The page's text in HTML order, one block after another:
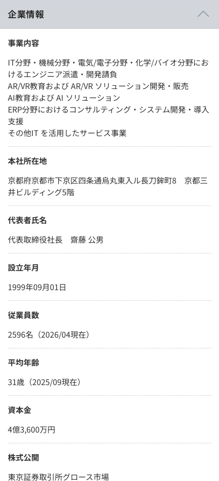
企業情報
事業内容
IT分野・機械分野・電気/電子分野・化学/バイオ分野にお
けるエンジニア派遣・開発請負
AR/VR教育および AR/VR ソリューション開発・販売
AI教育および AI ソリューション
ERP分野におけるコンサルティング・システム開発・導入
支援
その他IT を活用したサービス事業
本社所在地
京都府京都市下京区四条通烏丸東入ル長刀鉾町8 京都三
井ビルディング5階
代表者氏名
代表取締役社長 齋藤 公男
設立年月
1999年09月01日
従業員数
2596名（2026/04現在）
平均年齢
31歳（2025/09現在）
資本金
4億3,600万円
株式公開
東京証券取引所グロース市場